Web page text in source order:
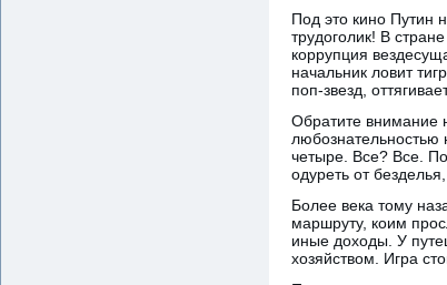
Под это кино Путин
трудоголик! В
коррупция
начальник ловит
поп-звезд,
Обратите внимание
любознательностью
четыре. Все? Все.
одуреть от
Более века тому
маршруту, коим
иные доходы. У
хозяйством. Игра